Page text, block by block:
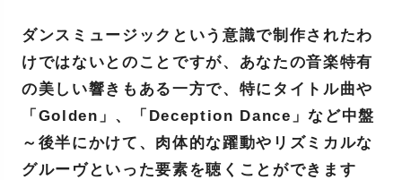
ダンスミュージックという意識で制作されたわ
けではないとのことですが、あなたの音楽特有
の美しい響きもある一方で、特にタイトル曲や
「Golden」、「Deception Dance」など中盤
～後半にかけて、肉体的な躍動やリズミカルな
グルーヴといった要素を聴くことができます